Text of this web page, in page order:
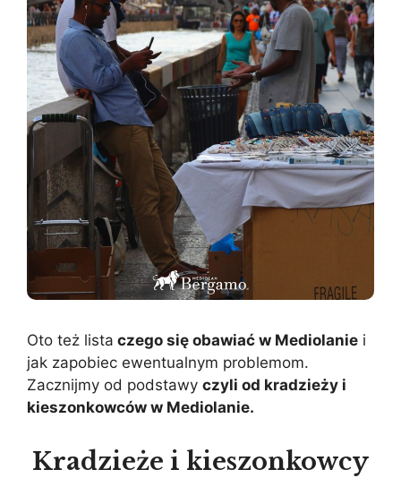
Oto też lista czego się obawiać w Mediolanie i
jak zapobiec ewentualnym problemom.
Zacznijmy od podstawy czyli od kradzieży i
kieszonkowców w Mediolanie.
Kradzieże i kieszonkowcy